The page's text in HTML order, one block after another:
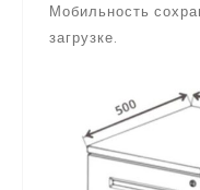
Мобильность
загрузке.